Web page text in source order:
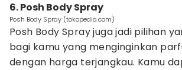
6. Posh Body Spray
Posh Body Spray (tokopedia.com)
Posh Body Spray juga jadi pilihan
bagi kamu yang menginginkan
dengan harga terjangkau. Kamu